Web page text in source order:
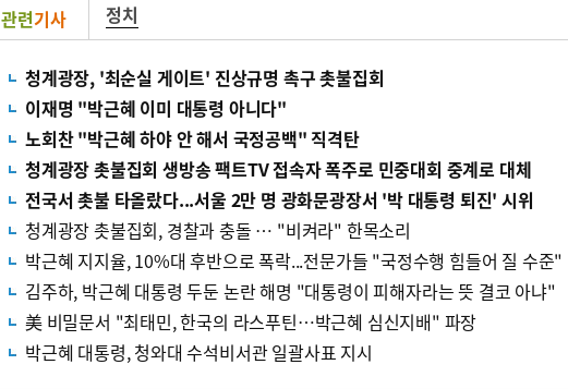
관련기사 정치
청계광장, '최순실 게이트' 진상규명 촉구 촛불집회
이재명 "박근혜 이미 대통령 아니다"
노회찬 "박근혜 하야 안 해서 국정공백" 직격탄
청계광장 촛불집회 생방송 팩트TV 접속자 폭주로 민중대회 중계로 대체
전국서 촛불 타올랐다...서울 2만 명 광화문광장서 '박 대통령 퇴진' 시위
청계광장 촛불집회, 경찰과 충돌 … "비켜라" 한목소리
박근혜 지지율, 10%대 후반으로 폭락...전문가들 "국정수행 힘들어 질 수준"
김주하, 박근혜 대통령 두둔 논란 해명 "대통령이 피해자라는 뜻 결코 아냐"
美 비밀문서 "최태민, 한국의 라스푸틴…박근혜 심신지배" 파장
박근혜 대통령, 청와대 수석비서관 일괄사표 지시